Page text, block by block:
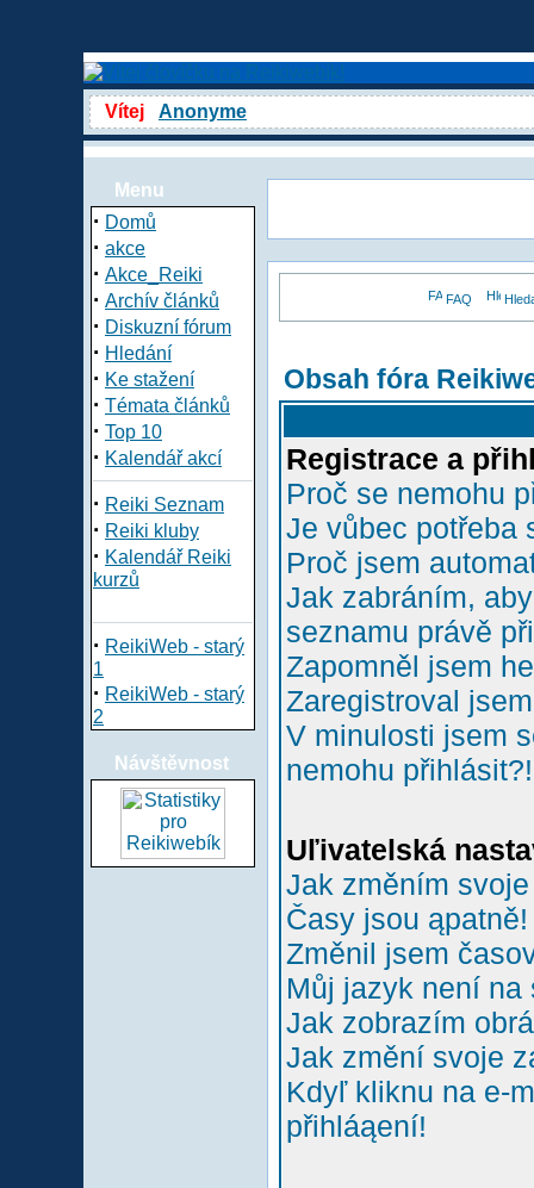
Vítej Anonyme
Menu
· Domů
· akce
· Akce_Reiki
· Archív článků
· Diskuzní fórum
· Hledání
· Ke stažení
· Témata článků
· Top 10
· Kalendář akcí
· Reiki Seznam
· Reiki kluby
· Kalendář Reiki
kurzů
· ReikiWeb - starý
1
· ReikiWeb - starý
2
Návštěvnost
FAQ
Obsah fóra
Registrace a
Proč se nemohu
Je vůbec potřeba
Proč jsem
Jak zabráním,
seznamu právě
Zapomněl jsem
Zaregistroval
V minulosti jsem
nemohu přihlásit?!
Uľivatelská
Jak změním
Časy jsou ąpatně!
Změnil jsem
Můj jazyk není na
Jak zobrazím
Jak změní svoje
Kdyľ kliknu na e-
přihláąení!